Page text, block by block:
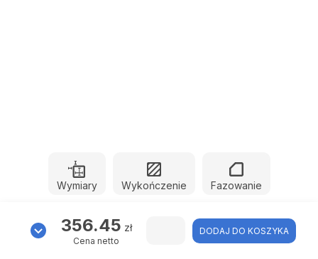
Wymiary Wykończenie Fazowanie
356.45 zł
Cena netto
DODAJ DO KOSZYKA